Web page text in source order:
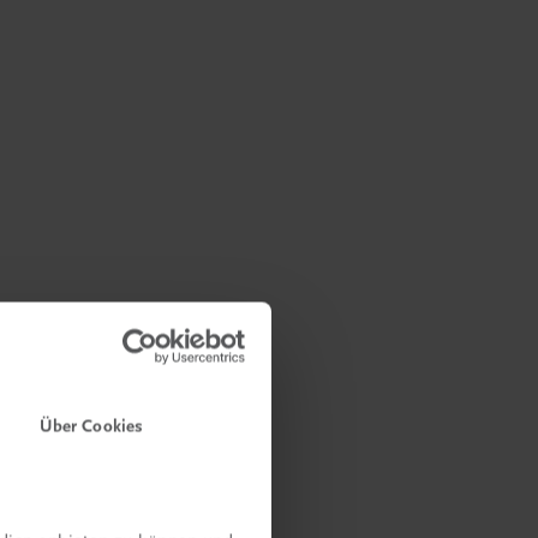
Über Cookies